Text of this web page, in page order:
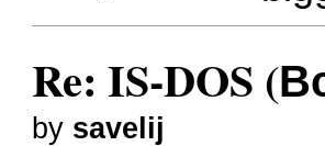
Re: IS-DOS
by savelij